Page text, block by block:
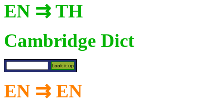
EN ⇉ TH
Cambridge Dict
EN ⇉ EN